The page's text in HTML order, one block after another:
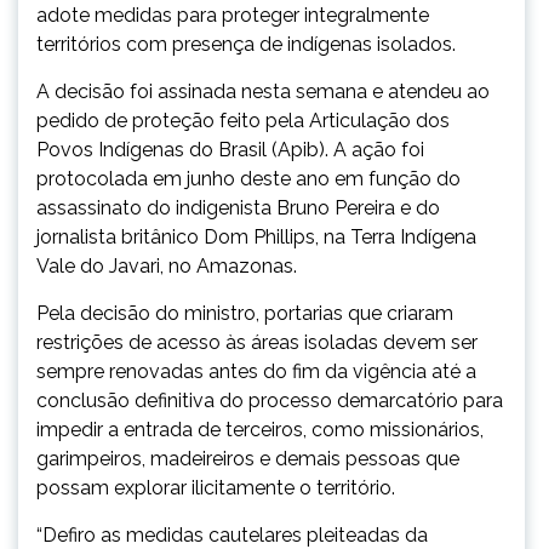
adote medidas para proteger integralmente
territórios com presença de indígenas isolados.
A decisão foi assinada nesta semana e atendeu ao
pedido de proteção feito pela Articulação dos
Povos Indígenas do Brasil (Apib). A ação foi
protocolada em junho deste ano em função do
assassinato do indigenista Bruno Pereira e do
jornalista britânico Dom Phillips, na Terra Indígena
Vale do Javari, no Amazonas.
Pela decisão do ministro, portarias que criaram
restrições de acesso às áreas isoladas devem ser
sempre renovadas antes do fim da vigência até a
conclusão definitiva do processo demarcatório para
impedir a entrada de terceiros, como missionários,
garimpeiros, madeireiros e demais pessoas que
possam explorar ilicitamente o território.
“Defiro as medidas cautelares pleiteadas da